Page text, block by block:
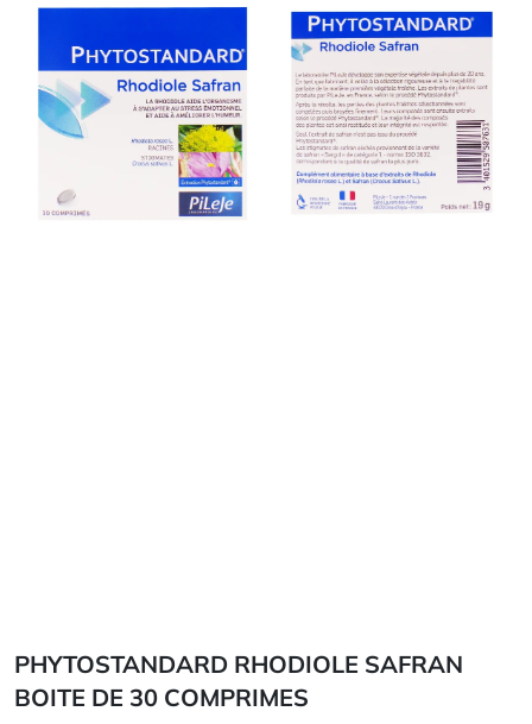
PHYTOSTANDARD RHODIOLE SAFRAN
BOITE DE 30 COMPRIMES